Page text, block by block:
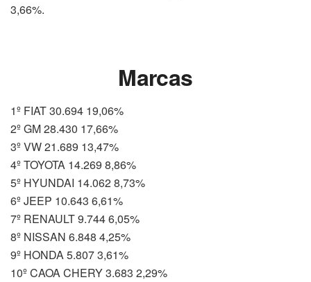
3,66%.
Marcas
1º FIAT 30.694 19,06%
2º GM 28.430 17,66%
3º VW 21.689 13,47%
4º TOYOTA 14.269 8,86%
5º HYUNDAI 14.062 8,73%
6º JEEP 10.643 6,61%
7º RENAULT 9.744 6,05%
8º NISSAN 6.848 4,25%
9º HONDA 5.807 3,61%
10º CAOA CHERY 3.683 2,29%